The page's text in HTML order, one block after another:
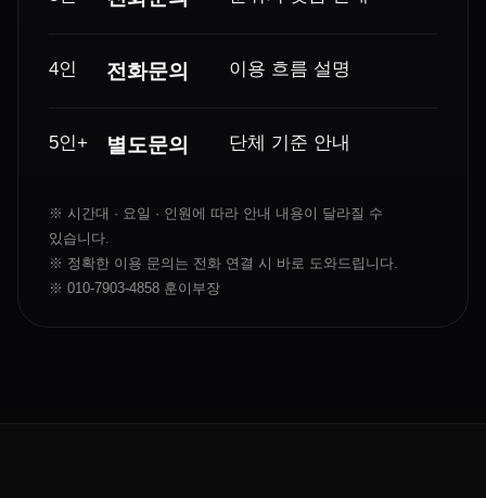
4인 전화문의 이용 흐름 설명
5인+ 별도문의 단체 기준 안내
※ 시간대 · 요일 · 인원에 따라 안내 내용이 달라질 수
있습니다.
※ 정확한 이용 문의는 전화 연결 시 바로 도와드립니다.
※ 010-7903-4858 훈이부장